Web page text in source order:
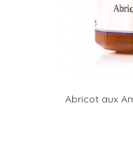
Abricot aux